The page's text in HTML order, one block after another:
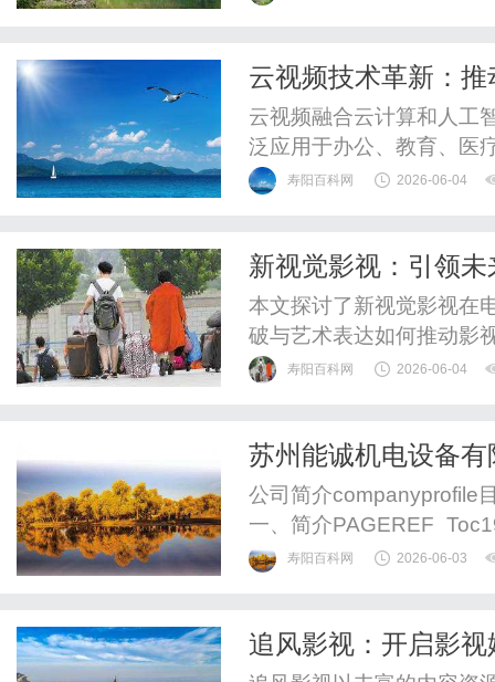
DHL国际快递公司小...
云视频技术革新：
云视频融合云计算和人工
泛应用于办公、教育、医
服务。寿阳百科网 2026-06-04
新视觉影视：引领
本文探讨了新视觉影视在
破与艺术表达如何推动影
寿阳百科网 2026-06-04
苏州能诚机电设备有
公司简介companyprofile
一、简介
寿阳百科网 2026-06-03
追风影视：开启影